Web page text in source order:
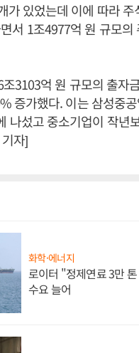
가 있었는데 이에 따라
서 1조4977억 원 규모
3103억 원 규모의 출자
증가했다. 이는 삼성중
나섰고 중소기업이 작년
자]
화학·에너지
로이터 "정제연료 3만
수요 늘어